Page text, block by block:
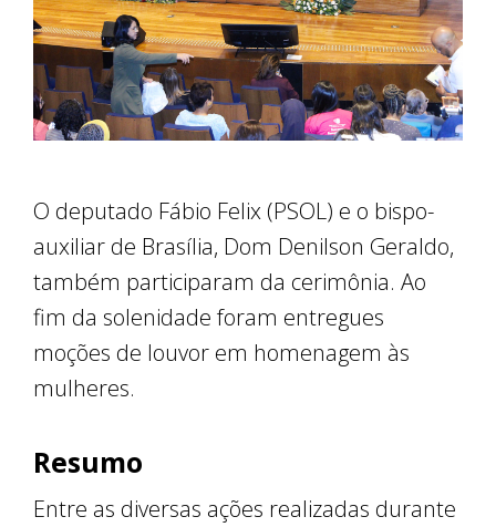
O deputado Fábio Felix (PSOL) e o bispo-
auxiliar de Brasília, Dom Denilson Geraldo,
também participaram da cerimônia. Ao
fim da solenidade foram entregues
moções de louvor em homenagem às
mulheres.
Resumo
Entre as diversas ações realizadas durante